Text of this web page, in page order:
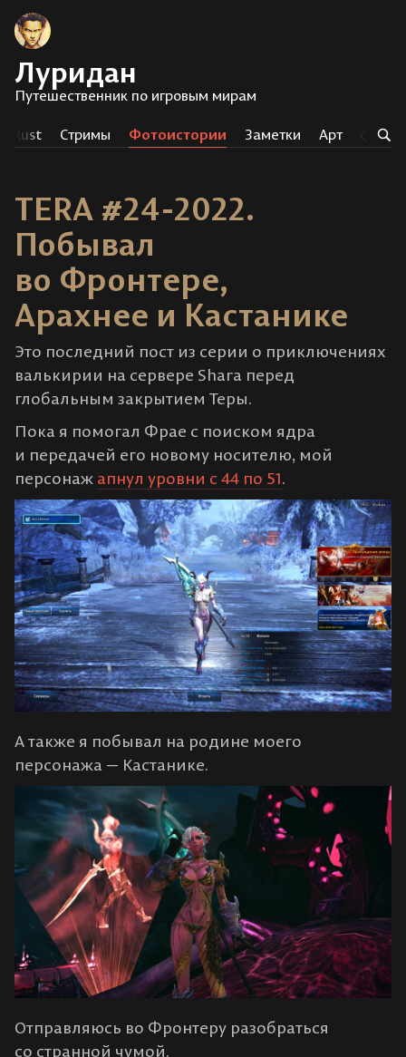
Луридан
Путешественник по игровым мирам
Rust Стримы Фотоистории Заметки Арт
TERA #24-2022.
Побывал
во Фронтере,
Арахнее и Кастанике
Это последний пост из серии о приключениях
валькирии на сервере Shara перед
глобальным закрытием Теры.
Пока я помогал Фрае с поиском ядра
и передачей его новому носителю, мой
персонаж апнул уровни с 44 по 51.
А также я побывал на родине моего
персонажа — Кастанике.
Отправляюсь во Фронтеру разобраться
со странной чумой.